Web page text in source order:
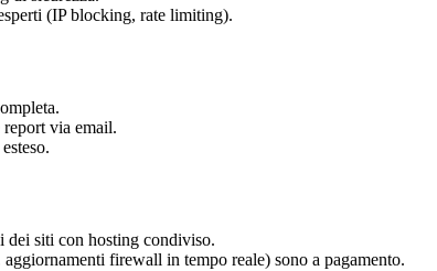
(IP blocking, rate limiting).
via email.
dei siti con hosting condiviso.
firewall in tempo reale) sono a pagamento.